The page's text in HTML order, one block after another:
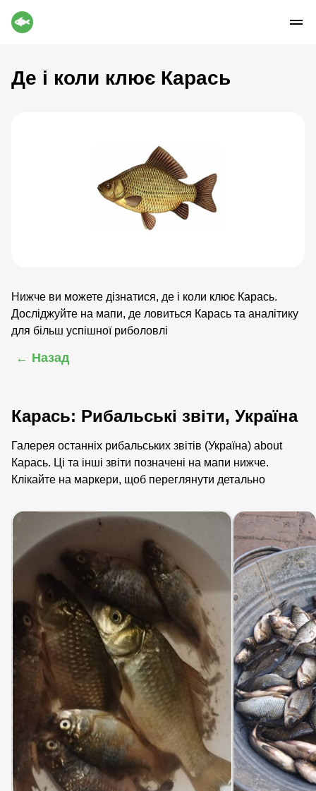
Де і коли клює Карась
Нижче ви можете дізнатися, де і коли клює Карась.
Досліджуйте на мапи, де ловиться Карась та аналітику
для більш успішної риболовлі
← Назад
Карась: Рибальські звіти, Україна
Галерея останніх рибальських звітів (Україна) about
Карась. Ці та інші звіти позначені на мапи нижче.
Клікайте на маркери, щоб переглянути детально